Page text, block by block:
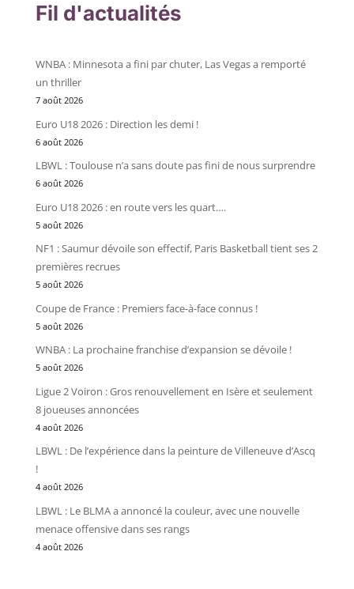
Fil d'actualités
WNBA : Minnesota a fini par chuter, Las Vegas a remporté
un thriller
7 août 2026
Euro U18 2026 : Direction les demi !
6 août 2026
LBWL : Toulouse n’a sans doute pas fini de nous surprendre
6 août 2026
Euro U18 2026 : en route vers les quart….
5 août 2026
NF1 : Saumur dévoile son effectif, Paris Basketball tient ses 2
premières recrues
5 août 2026
Coupe de France : Premiers face-à-face connus !
5 août 2026
WNBA : La prochaine franchise d’expansion se dévoile !
5 août 2026
Ligue 2 Voiron : Gros renouvellement en Isère et seulement
8 joueuses annoncées
4 août 2026
LBWL : De l’expérience dans la peinture de Villeneuve d’Ascq
!
4 août 2026
LBWL : Le BLMA a annoncé la couleur, avec une nouvelle
menace offensive dans ses rangs
4 août 2026